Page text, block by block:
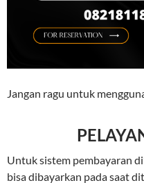
Jangan ragu untuk
Untuk sistem pembayaran
bisa dibayarkan pada saat